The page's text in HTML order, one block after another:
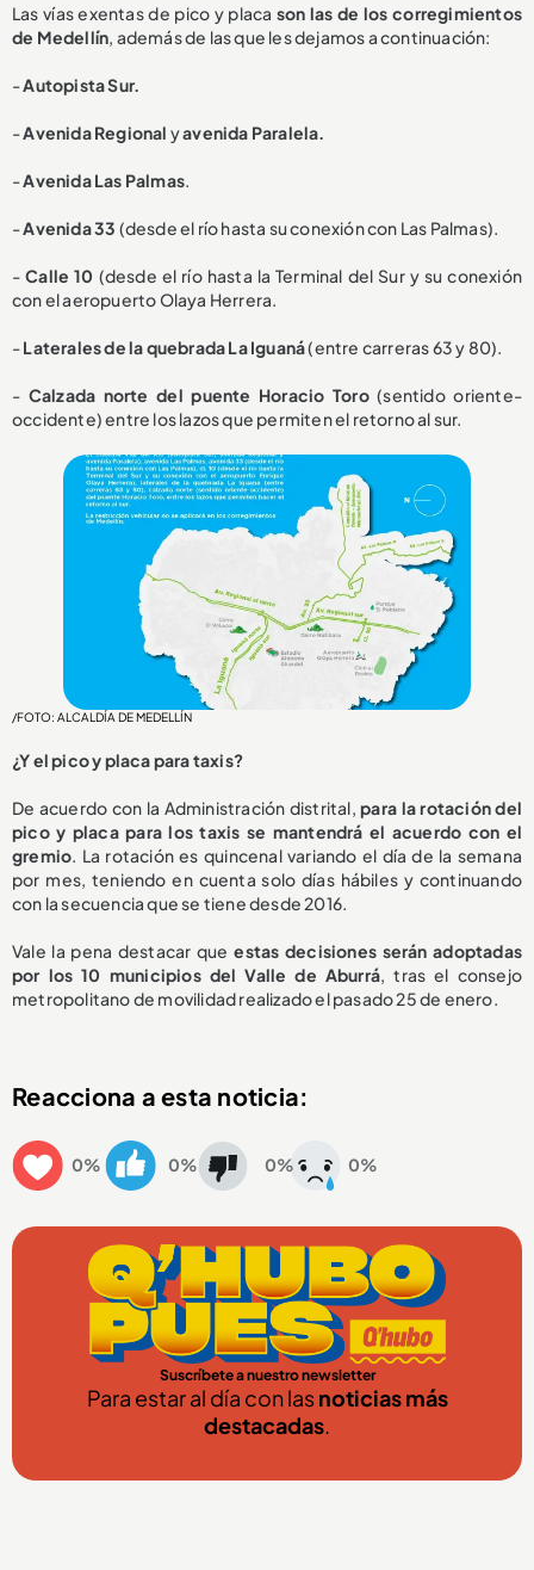
Las vías exentas de pico y placa son las de los corregimientos
de Medellín, además de las que les dejamos a continuación:
-Autopista Sur.
-Avenida Regional yavenida Paralela.
-Avenida Las Palmas.
-Avenida 33 (desde el río hasta su conexión con Las Palmas).
-Calle 10 (desde el río hasta la Terminal del Sur y su conexión
con el aeropuerto Olaya Herrera.
-Laterales de la quebrada La Iguaná(entre carreras 63 y 80).
- Calzada norte del puente Horacio Toro(sentido oriente-
occidente) entre los lazos que permiten el retorno al sur.
/FOTO: ALCALDÍA DE MEDELLÍN
¿Y el pico y placa para taxis?
De acuerdo con la Administración distrital,para la rotación del
pico y placa para los taxis se mantendrá el acuerdo con el
gremio. La rotación es quincenal variando el día de la semana
por mes, teniendo en cuenta solo días hábiles y continuando
con la secuencia que se tiene desde 2016.
Vale la pena destacar queestas decisiones serán adoptadas
por los 10 municipios del Valle de Aburrá, tras el consejo
metropolitano de movilidad realizado el pasado 25 de enero.
Reacciona a esta noticia:
0% 0% 0% 0%
Suscríbete a nuestro newsletter
Para estar al día con lasnoticias más
destacadas.